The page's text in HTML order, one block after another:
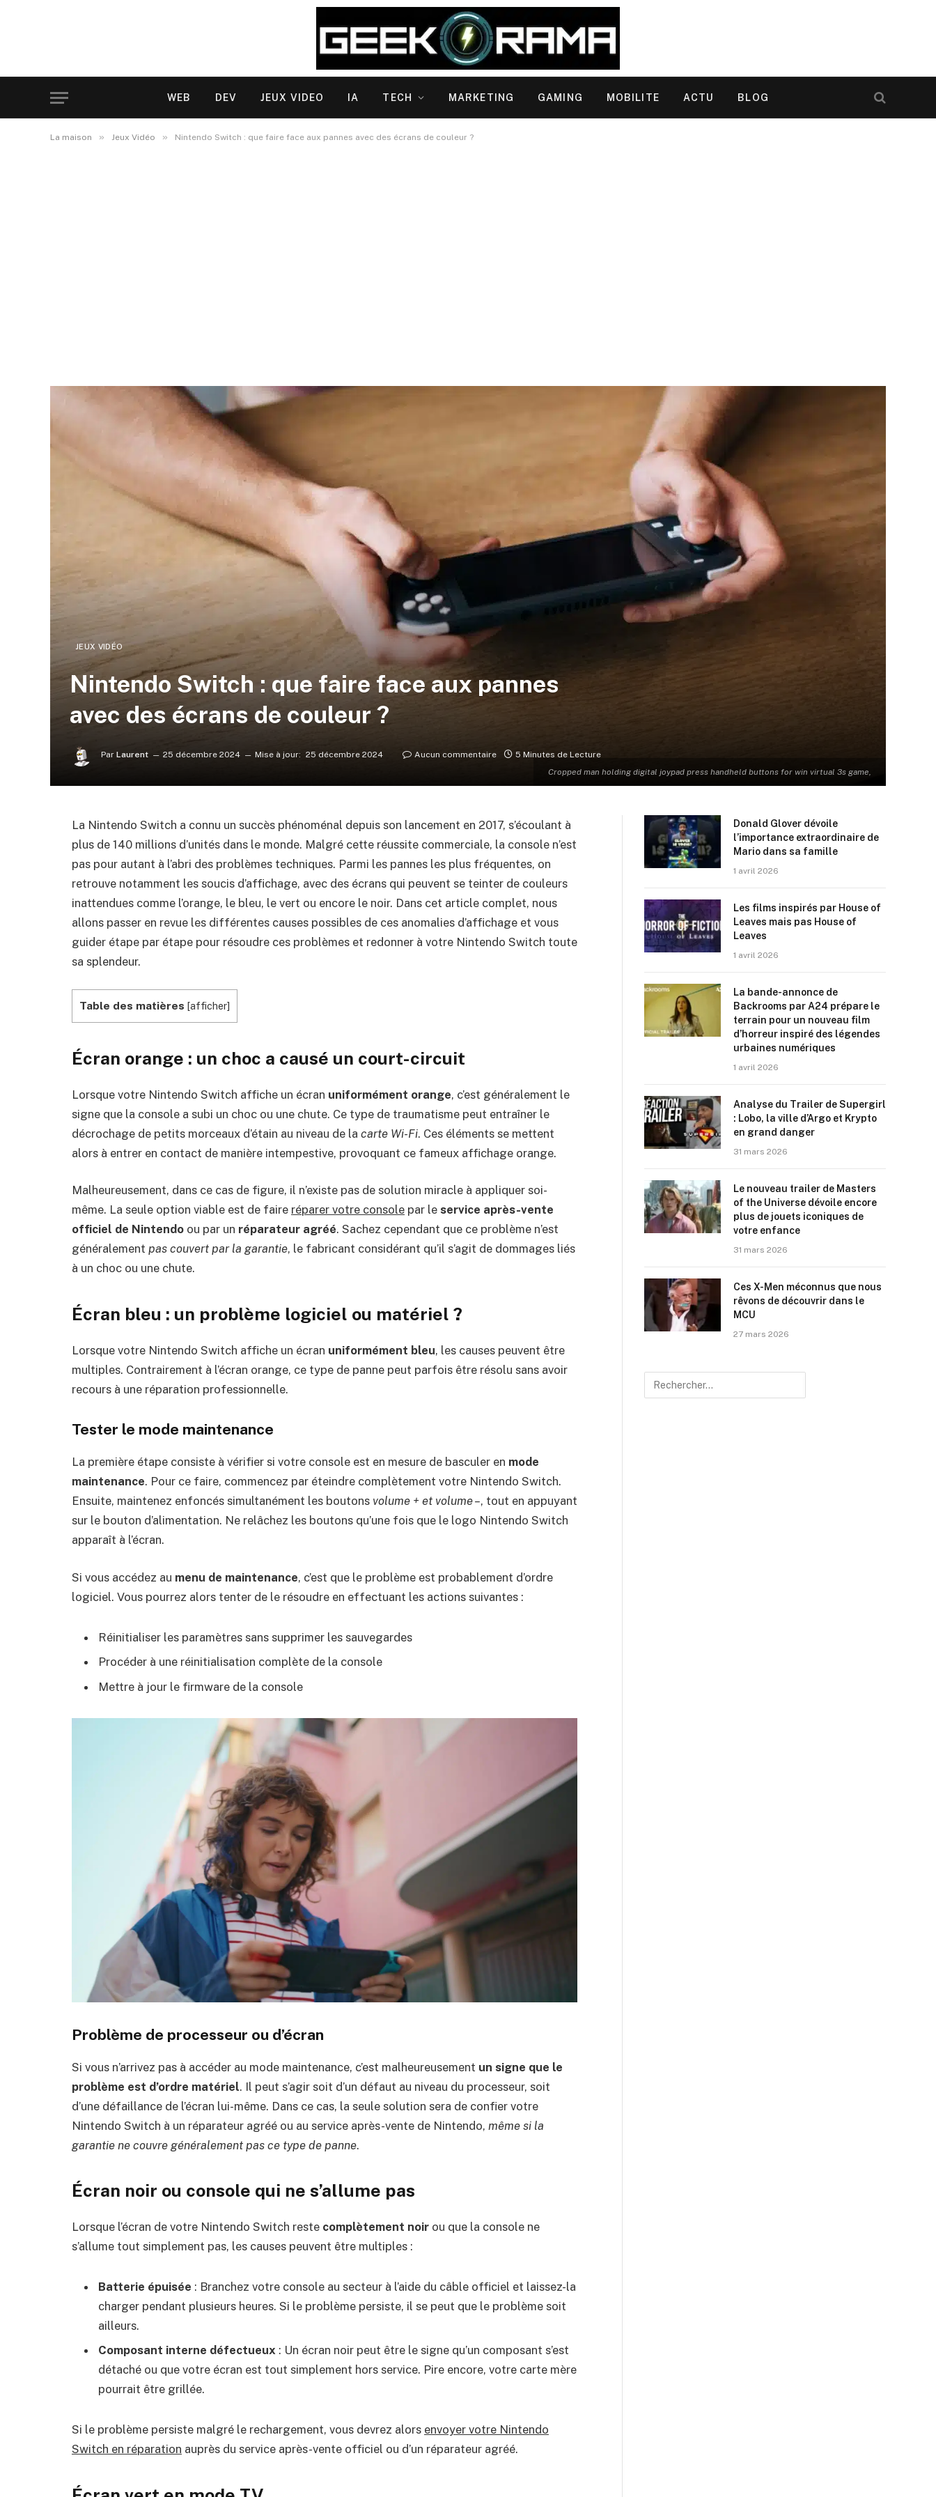
WEB DEV JEUX VIDEO IA TECH MARKETING GAMING MOBILITE ACTU BLOG
La maison » Jeux Vidéo » Nintendo Switch : que faire face aux pannes avec des écrans de couleur ?
Cropped man holding digital joypad press handheld buttons for win virtual 3s game,
JEUX VIDÉO
Nintendo Switch : que faire face aux pannes
avec des écrans de couleur ?
Par Laurent 25 décembre 2024 Mise à jour: 25 décembre 2024 Aucun commentaire 5 Minutes de Lecture
La Nintendo Switch a connu un succès phénoménal depuis son lancement en 2017, s’écoulant à
plus de 140 millions d’unités dans le monde. Malgré cette réussite commerciale, la console n’est
pas pour autant à l’abri des problèmes techniques. Parmi les pannes les plus fréquentes, on
retrouve notamment les soucis d’affichage, avec des écrans qui peuvent se teinter de couleurs
inattendues comme l’orange, le bleu, le vert ou encore le noir. Dans cet article complet, nous
allons passer en revue les différentes causes possibles de ces anomalies d’affichage et vous
guider étape par étape pour résoudre ces problèmes et redonner à votre Nintendo Switch toute
sa splendeur.
Table des matières [afficher]
Écran orange : un choc a causé un court-circuit
Lorsque votre Nintendo Switch affiche un écran uniformément orange, c’est généralement le
signe que la console a subi un choc ou une chute. Ce type de traumatisme peut entraîner le
décrochage de petits morceaux d’étain au niveau de la carte Wi-Fi. Ces éléments se mettent
alors à entrer en contact de manière intempestive, provoquant ce fameux affichage orange.
Malheureusement, dans ce cas de figure, il n’existe pas de solution miracle à appliquer soi-
même. La seule option viable est de faire réparer votre console par le service après-vente
officiel de Nintendo ou par un réparateur agréé. Sachez cependant que ce problème n’est
généralement pas couvert par la garantie, le fabricant considérant qu’il s’agit de dommages liés
à un choc ou une chute.
Écran bleu : un problème logiciel ou matériel ?
Lorsque votre Nintendo Switch affiche un écran uniformément bleu, les causes peuvent être
multiples. Contrairement à l’écran orange, ce type de panne peut parfois être résolu sans avoir
recours à une réparation professionnelle.
Tester le mode maintenance
La première étape consiste à vérifier si votre console est en mesure de basculer en mode
maintenance. Pour ce faire, commencez par éteindre complètement votre Nintendo Switch.
Ensuite, maintenez enfoncés simultanément les boutons volume + et volume –, tout en appuyant
sur le bouton d’alimentation. Ne relâchez les boutons qu’une fois que le logo Nintendo Switch
apparaît à l’écran.
Si vous accédez au menu de maintenance, c’est que le problème est probablement d’ordre
logiciel. Vous pourrez alors tenter de le résoudre en effectuant les actions suivantes :
Réinitialiser les paramètres sans supprimer les sauvegardes
Procéder à une réinitialisation complète de la console
Mettre à jour le firmware de la console
Problème de processeur ou d’écran
Si vous n’arrivez pas à accéder au mode maintenance, c’est malheureusement un signe que le
problème est d’ordre matériel. Il peut s’agir soit d’un défaut au niveau du processeur, soit
d’une défaillance de l’écran lui-même. Dans ce cas, la seule solution sera de confier votre
Nintendo Switch à un réparateur agréé ou au service après-vente de Nintendo, même si la
garantie ne couvre généralement pas ce type de panne.
Écran noir ou console qui ne s’allume pas
Lorsque l’écran de votre Nintendo Switch reste complètement noir ou que la console ne
s’allume tout simplement pas, les causes peuvent être multiples :
Batterie épuisée : Branchez votre console au secteur à l’aide du câble officiel et laissez-la
charger pendant plusieurs heures. Si le problème persiste, il se peut que le problème soit
ailleurs.
Composant interne défectueux : Un écran noir peut être le signe qu’un composant s’est
détaché ou que votre écran est tout simplement hors service. Pire encore, votre carte mère
pourrait être grillée.
Si le problème persiste malgré le rechargement, vous devrez alors envoyer votre Nintendo
Switch en réparation auprès du service après-vente officiel ou d’un réparateur agréé.
Donald Glover dévoile
l’importance extraordinaire de
Mario dans sa famille
1 avril 2026
Les films inspirés par House of
Leaves mais pas House of
Leaves
1 avril 2026
La bande-annonce de
Backrooms par A24 prépare le
terrain pour un nouveau film
d’horreur inspiré des légendes
urbaines numériques
1 avril 2026
Analyse du Trailer de Supergirl
: Lobo, la ville d’Argo et Krypto
en grand danger
31 mars 2026
Le nouveau trailer de Masters
of the Universe dévoile encore
plus de jouets iconiques de
votre enfance
31 mars 2026
Ces X-Men méconnus que nous
rêvons de découvrir dans le
MCU
27 mars 2026